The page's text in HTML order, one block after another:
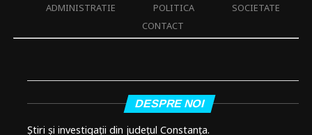
ADMINISTRATIE
POLITICA
SOCIETATE
CONTACT
DESPRE NOI
Știri și investigații din județul Constanța.